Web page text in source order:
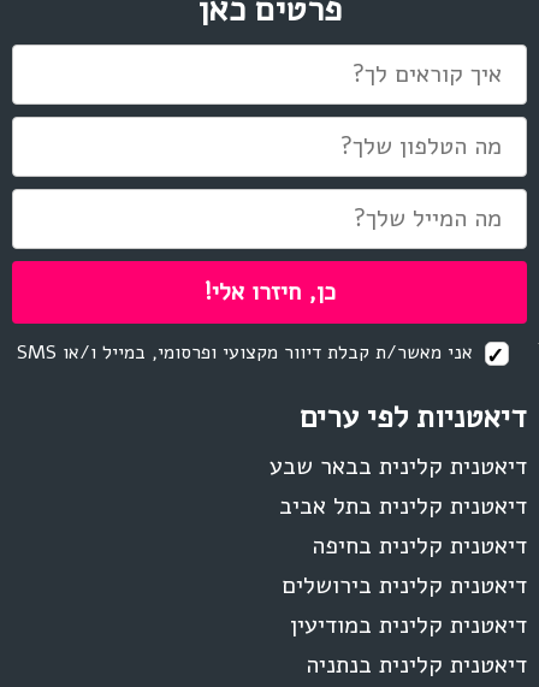
דיאטניות לפי ערים
דיאטנית קלינית בבאר שבע
דיאטנית קלינית בתל אביב
דיאטנית קלינית בחיפה
דיאטנית קלינית בירושלים
דיאטנית קלינית במודיעין
דיאטנית קלינית בנתניה
אני מאשר/ת קבלת דיוור מקצועי ופרסומי, במייל ו/או SMS